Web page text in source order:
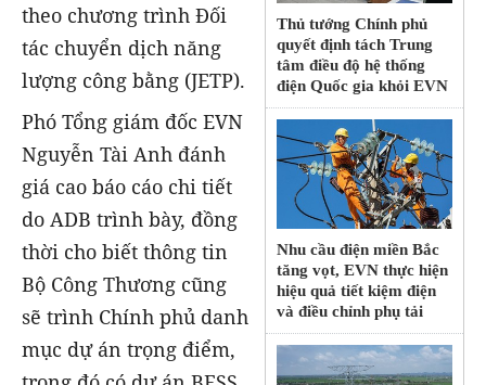
Thủ tướng Chính phủ
quyết định tách Trung
tâm điều độ hệ thống
điện Quốc gia khỏi EVN
Nhu cầu điện miền Bắc
tăng vọt, EVN thực hiện
hiệu quả tiết kiệm điện
và điều chỉnh phụ tải
theo chương trình Đối
tác chuyển dịch năng
lượng công bằng (JETP).
Phó Tổng giám đốc EVN
Nguyễn Tài Anh đánh
giá cao báo cáo chi tiết
do ADB trình bày, đồng
thời cho biết thông tin
Bộ Công Thương cũng
sẽ trình Chính phủ danh
mục dự án trọng điểm,